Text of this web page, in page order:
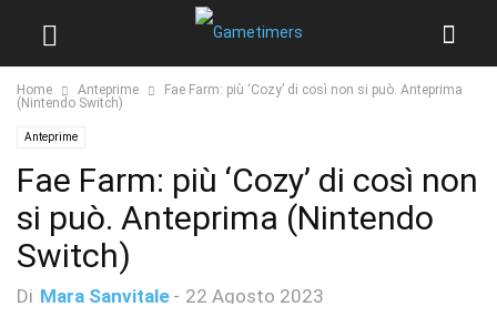
Home Anteprime
Fae Farm: più ‘Cozy’ di così non si può. Anteprima
(Nintendo Switch)
Anteprime
Fae Farm: più ‘Cozy’ di così non
si può. Anteprima (Nintendo
Switch)
Di Mara Sanvitale - 22 Agosto 2023